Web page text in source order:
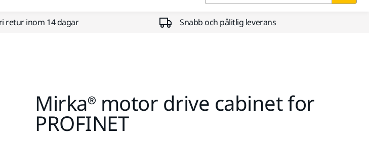
retur inom 14 dagar Snabb och pålitlig leverans
Mirka® motor drive cabinet for
PROFINET